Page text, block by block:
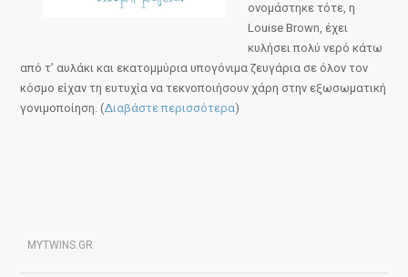
ονομάστηκε τότε, η
Louise Brown, έχει
κυλήσει πολύ νερό κάτω
από τ’ αυλάκι και εκατομμύρια υπογόνιμα ζευγάρια σε όλον τον
κόσμο είχαν τη ευτυχία να τεκνοποιήσουν χάρη στην εξωσωματική
γονιμοποίηση. (Διαβάστε περισσότερα)
MYTWINS.GR